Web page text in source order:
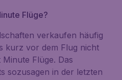
Flüge?
verkaufen häufig
kurz vor dem Flug nicht
Flüge. Das
sozusagen in der letzten